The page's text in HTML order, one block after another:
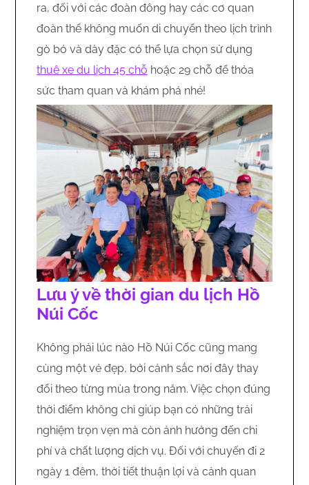
ra, đối với các đoàn đông hay các cơ quan
đoàn thể không muốn di chuyển theo lịch trình
gò bó và dày đặc có thể lựa chọn sử dụng
thuê xe du lịch 45 chỗ hoặc 29 chỗ để thỏa
sức tham quan và khám phá nhé!
Lưu ý về thời gian du lịch Hồ
Núi Cốc
Không phải lúc nào Hồ Núi Cốc cũng mang
cùng một vẻ đẹp, bởi cảnh sắc nơi đây thay
đổi theo từng mùa trong năm. Việc chọn đúng
thời điểm không chỉ giúp bạn có những trải
nghiệm trọn vẹn mà còn ảnh hưởng đến chi
phí và chất lượng dịch vụ. Đối với chuyến đi 2
ngày 1 đêm, thời tiết thuận lợi và cảnh quan